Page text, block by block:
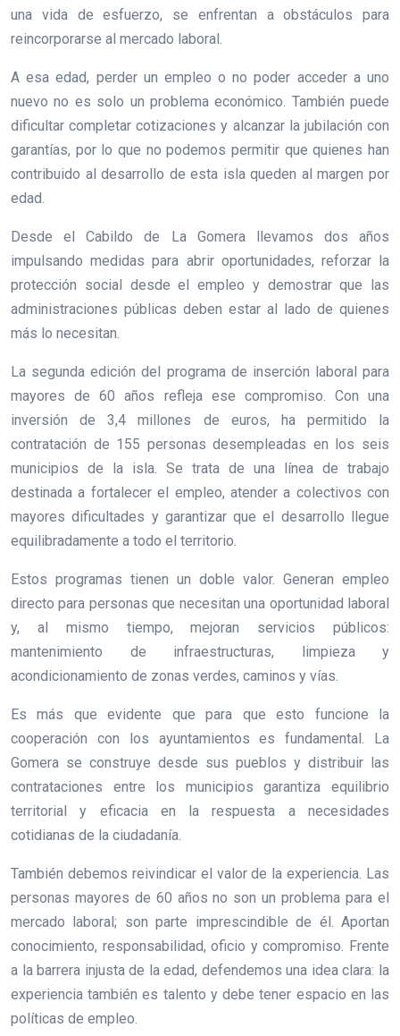
una vida de esfuerzo, se enfrentan a obstáculos para
reincorporarse al mercado laboral.
A esa edad, perder un empleo o no poder acceder a uno
nuevo no es solo un problema económico. También puede
dificultar completar cotizaciones y alcanzar la jubilación con
garantías, por lo que no podemos permitir que quienes han
contribuido al desarrollo de esta isla queden al margen por
edad.
Desde el Cabildo de La Gomera llevamos dos años
impulsando medidas para abrir oportunidades, reforzar la
protección social desde el empleo y demostrar que las
administraciones públicas deben estar al lado de quienes
más lo necesitan.
La segunda edición del programa de inserción laboral para
mayores de 60 años refleja ese compromiso. Con una
inversión de 3,4 millones de euros, ha permitido la
contratación de 155 personas desempleadas en los seis
municipios de la isla. Se trata de una línea de trabajo
destinada a fortalecer el empleo, atender a colectivos con
mayores dificultades y garantizar que el desarrollo llegue
equilibradamente a todo el territorio.
Estos programas tienen un doble valor. Generan empleo
directo para personas que necesitan una oportunidad laboral
y, al mismo tiempo, mejoran servicios públicos:
mantenimiento de infraestructuras, limpieza y
acondicionamiento de zonas verdes, caminos y vías.
Es más que evidente que para que esto funcione la
cooperación con los ayuntamientos es fundamental. La
Gomera se construye desde sus pueblos y distribuir las
contrataciones entre los municipios garantiza equilibrio
territorial y eficacia en la respuesta a necesidades
cotidianas de la ciudadanía.
También debemos reivindicar el valor de la experiencia. Las
personas mayores de 60 años no son un problema para el
mercado laboral; son parte imprescindible de él. Aportan
conocimiento, responsabilidad, oficio y compromiso. Frente
a la barrera injusta de la edad, defendemos una idea clara: la
experiencia también es talento y debe tener espacio en las
políticas de empleo.